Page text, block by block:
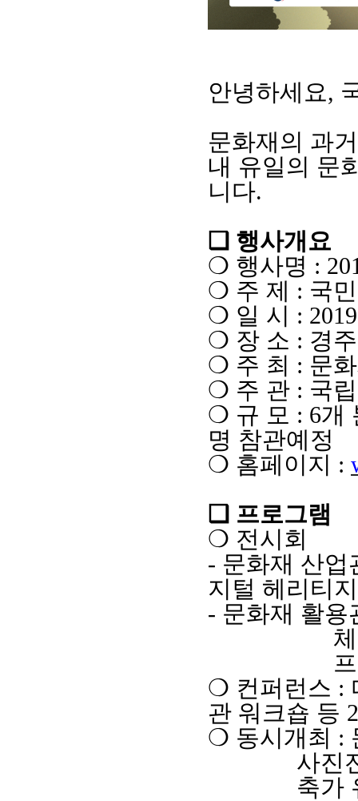
안녕하세요,
문화재의 과
내 유일의 문
니다.
❑ 행사개요
❍ 행사명 :
❍ 주 제 : 국
❍ 일 시 :
❍ 장 소 : 경
❍ 주 최 : 문
❍ 주 관 : 국
❍ 규 모 : 6개
명 참관예정
❍ 홈페이지 :
❑ 프로그램
❍ 전시회
- 문화재 산
지털 헤리티지
- 문화재 활
❍ 컨퍼런스 :
관 워크숍 등
❍ 동시개최 :
사진
축가